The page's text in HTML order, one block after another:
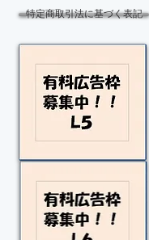
特定商取引法に基づく表記